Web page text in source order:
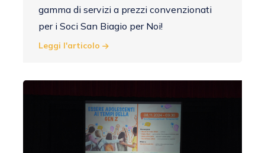
gamma di servizi a prezzi convenzionati
per i Soci San Biagio per Noi!
Leggi l'articolo